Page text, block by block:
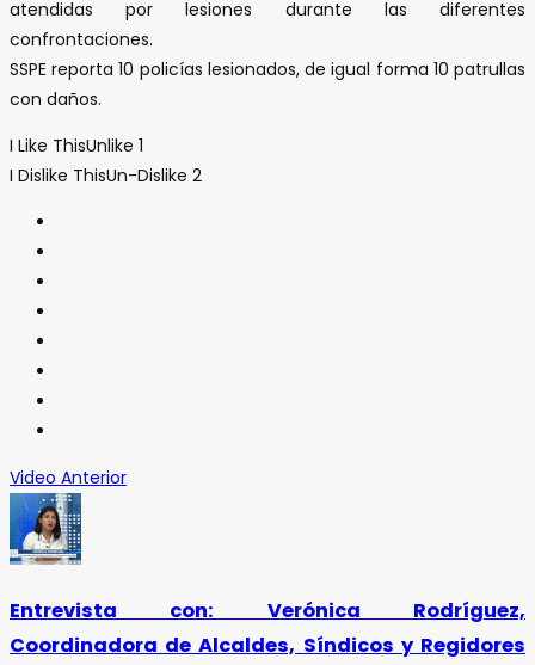
atendidas por lesiones durante las diferentes
confrontaciones.
SSPE reporta 10 policías lesionados, de igual forma 10 patrullas
con daños.
I Like ThisUnlike 1
I Dislike ThisUn-Dislike 2
Video Anterior
Entrevista con: Verónica Rodríguez,
Coordinadora de Alcaldes, Síndicos y Regidores